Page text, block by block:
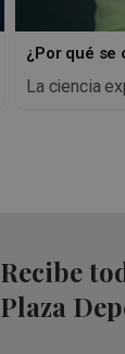
¿Por qué se
La ciencia
Recibe
Plaza